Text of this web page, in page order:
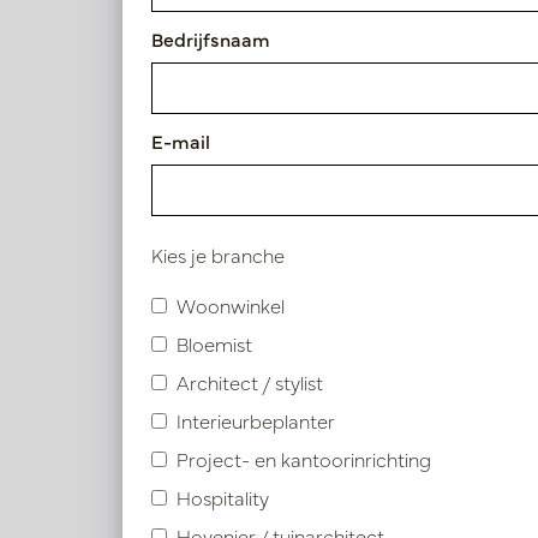
Vaas Dragon Red H45 Pot &
Vergelijkbare producten
Bedrijfsnaam
E-mail
Kies je branche
Woonwinkel
Bloemist
Architect / stylist
Interieurbeplanter
Project- en kantoorinrichting
Hospitality